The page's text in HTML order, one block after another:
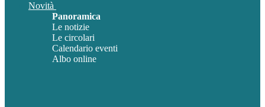
Novità
Panoramica
Le notizie
Le circolari
Calendario eventi
Albo online